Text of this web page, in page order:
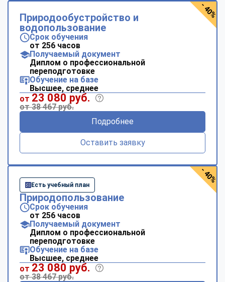
Природообустройство и
водопользование
Срок обучения
от 256 часов
Получаемый документ
Диплом о профессиональной
переподготовке
Обучение на базе
Высшее, среднее
от 23 080 руб.
от 38 467 руб.
Подробнее
Оставить заявку
- 40%
Есть учебный план
Природопользование
Срок обучения
от 256 часов
Получаемый документ
Диплом о профессиональной
переподготовке
Обучение на базе
Высшее, среднее
от 23 080 руб.
от 38 467 руб.
- 40%